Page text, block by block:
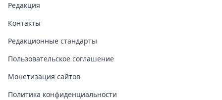
Редакция
Контакты
Редакционные стандарты
Пользовательское соглашение
Монетизация сайтов
Политика конфиденциальности